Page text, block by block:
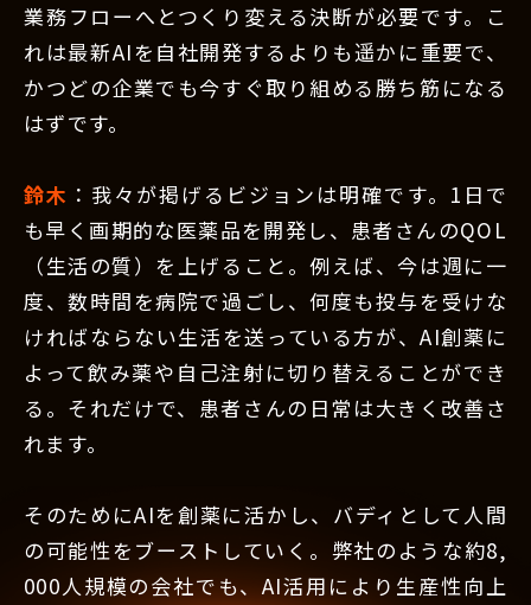
業務フローへとつくり変える決断が必要です。こ
れは最新AIを自社開発するよりも遥かに重要で、
かつどの企業でも今すぐ取り組める勝ち筋になる
はずです。
鈴木 ：我々が掲げるビジョンは明確です。1日で
も早く画期的な医薬品を開発し、患者さんのQOL
（生活の質）を上げること。例えば、今は週に一
度、数時間を病院で過ごし、何度も投与を受けな
ければならない生活を送っている方が、AI創薬に
よって飲み薬や自己注射に切り替えることができ
る。それだけで、患者さんの日常は大きく改善さ
れます。
そのためにAIを創薬に活かし、バディとして人間
の可能性をブーストしていく。弊社のような約8,
000人規模の会社でも、AI活用により生産性向上